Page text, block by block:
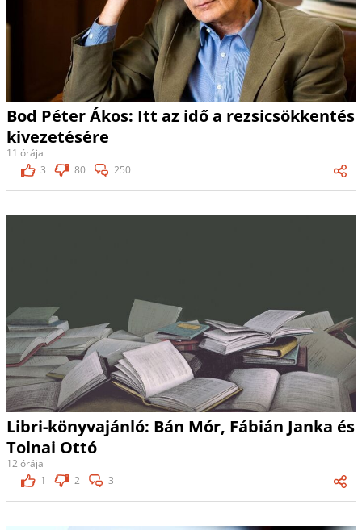
Bod Péter Ákos: Itt az idő a rezsicsökkentés
kivezetésére
11 órája
3
80 250
Libri-könyvajánló: Bán Mór, Fábián Janka és
Tolnai Ottó
12 órája
1
2 3